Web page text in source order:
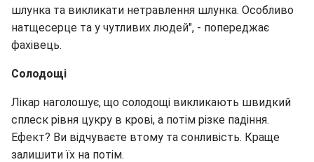
шлунка та викликати нетравлення шлунка. Особливо
натщесерце та у чутливих людей", - попереджає
фахівець.
Солодощі
Лікар наголошує, що солодощі викликають швидкий
сплеск рівня цукру в крові, а потім різке падіння.
Ефект? Ви відчуваєте втому та сонливість. Краще
залишити їх на потім.